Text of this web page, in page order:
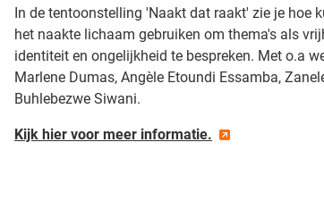
In de tentoonstelling 'Naakt dat raakt' zie je hoe
het naakte lichaam gebruiken om thema's als
identiteit en ongelijkheid te bespreken. Met o.a
Marlene Dumas, Angèle Etoundi Essamba,
Buhlebezwe Siwani.
Kijk hier voor meer informatie.